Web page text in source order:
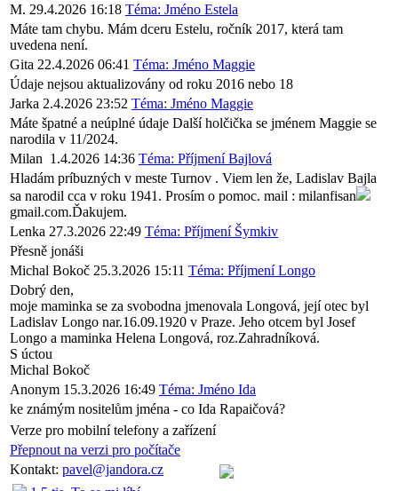
M. 29.4.2026 16:18 Téma: Jméno Estela
Máte tam chybu. Mám dceru Estelu, ročník 2017, která tam
uvedena není.
Gita 22.4.2026 06:41 Téma: Jméno Maggie
Údaje nejsou aktualizovány od roku 2016 nebo 18
Jarka 2.4.2026 23:52 Téma: Jméno Maggie
Máte špatné a neúplné údaje Další holčička se jménem Maggie se
narodila v 11/2024.
Milan 1.4.2026 14:36 Téma: Příjmení Bajlová
Hladám príbuzných v meste Turnov . Viem len že, Ladislav Bajla
sa narodil cca v roku 1941. Prosím o pomoc. mail : milanfisan
gmail.com.Ďakujem.
Lenka 27.3.2026 22:49 Téma: Příjmení Šymkiv
Přesně jonáši
Michal Bokoč 25.3.2026 15:11 Téma: Příjmení Longo
Dobrý den,
moje maminka se za svobodna jmenovala Longová, její otec byl
Ladislav Longo nar.16.09.1920 v Praze. Jeho otcem byl Josef
Longo a maminka Helena Longová, roz.Zahradníková.
S úctou
Michal Bokoč
Anonym 15.3.2026 16:49 Téma: Jméno Ida
ke známým nositelům jména - co Ida Rapaičová?
Verze pro mobilní telefony a zařízení
Přepnout na verzi pro počítače
Kontakt: pavel@jandora.cz